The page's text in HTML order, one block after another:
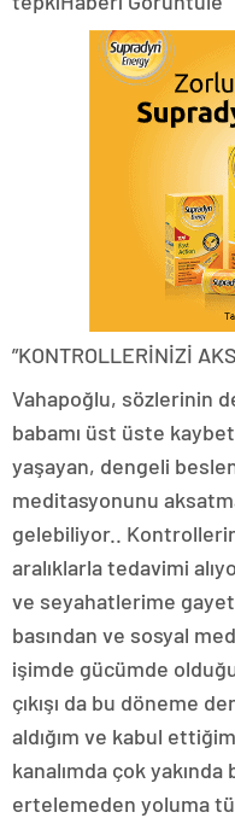
”KONTROLLERİNİZİ
Vahapoğlu, sözlerinin
babamı üst üste
yaşayan, dengeli
meditasyonunu
gelebiliyor..
aralıklarla tedavimi
ve seyahatlerime
basından ve sosyal
işimde gücümde
çıkışı da bu döneme
aldığım ve kabul
kanalımda çok yakında
ertelemeden yoluma